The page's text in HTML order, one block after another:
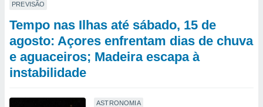
PREVISÃO
Tempo nas Ilhas até sábado, 15 de
agosto: Açores enfrentam dias de chuva
e aguaceiros; Madeira escapa à
instabilidade
ASTRONOMIA